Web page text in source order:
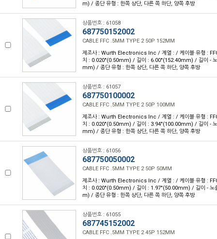
m) / 종단 유형 : 한쪽 상단, 다른 쪽 하단, 양쪽 후방
상품번호 : 61058
687750152002
CABLE FFC .5MM TYPE 2 50P 152MM
제조사 : Wurth Electronics Inc / 계열 : / 케이블 유형 :
치 : 0.020"(0.50mm) / 길이 : 6.00"(152.40mm) / 길이 -
mm) / 종단 유형 : 한쪽 상단, 다른 쪽 하단, 양쪽 후방
상품번호 : 61057
687750100002
CABLE FFC .5MM TYPE 2 50P 100MM
제조사 : Wurth Electronics Inc / 계열 : / 케이블 유형 :
치 : 0.020"(0.50mm) / 길이 : 3.94"(100.00mm) / 길이 -
mm) / 종단 유형 : 한쪽 상단, 다른 쪽 하단, 양쪽 후방
상품번호 : 61056
687750050002
CABLE FFC .5MM TYPE 2 50P 50MM
제조사 : Wurth Electronics Inc / 계열 : / 케이블 유형 :
치 : 0.020"(0.50mm) / 길이 : 1.97"(50.00mm) / 길이 - 노
m) / 종단 유형 : 한쪽 상단, 다른 쪽 하단, 양쪽 후방
상품번호 : 61055
687745152002
CABLE FFC .5MM TYPE 2 45P 152MM